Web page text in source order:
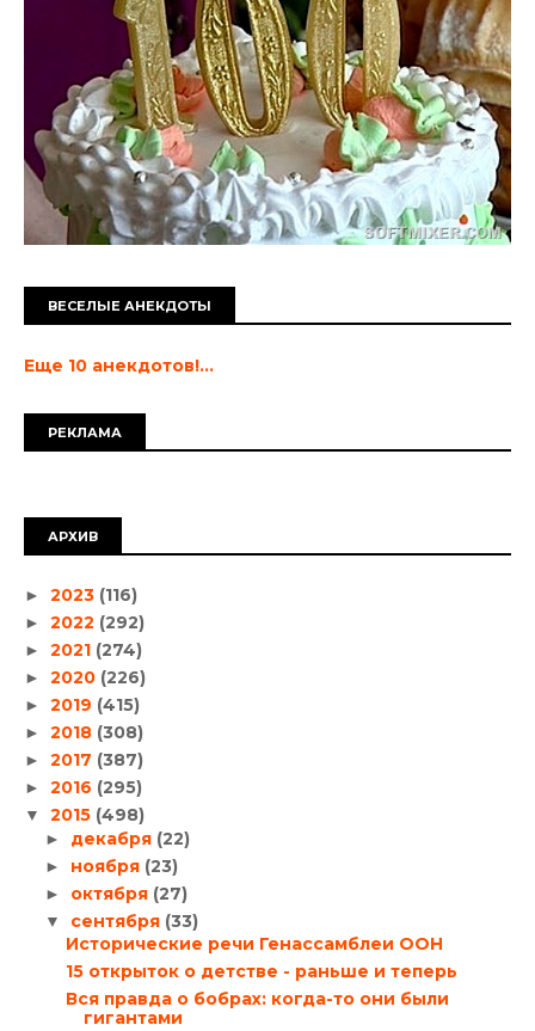
ВЕСЕЛЫЕ АНЕКДОТЫ
Еще 10 анекдотов!...
РЕКЛАМА
АРХИВ
► 2023 (116)
► 2022 (292)
► 2021 (274)
► 2020 (226)
► 2019 (415)
► 2018 (308)
► 2017 (387)
► 2016 (295)
▼ 2015 (498)
► декабря (22)
► ноября (23)
► октября (27)
▼ сентября (33)
Исторические речи Генассамблеи ООН
15 открыток о детстве - раньше и теперь
Вся правда о бобрах: когда-то они были
гигантами